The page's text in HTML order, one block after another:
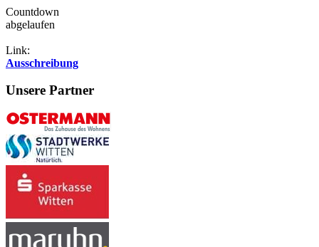
Countdown
abgelaufen
Link:
Ausschreibung
Unsere Partner